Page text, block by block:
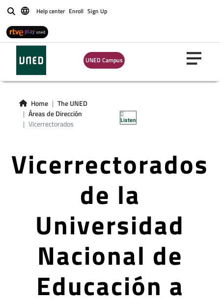
BuscarHelp center Enroll Sign Up
UNED Campus
Home
The UNED
Áreas de Dirección
Vicerrectorados
Listen
Vicerrectorados
de la
Universidad
Nacional de
Educación a